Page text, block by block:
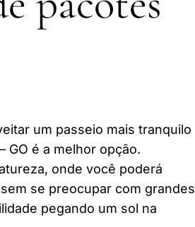
um passeio mais tranquilo
GO é a melhor opção.
onde você poderá
se preocupar com grandes
pegando um sol na